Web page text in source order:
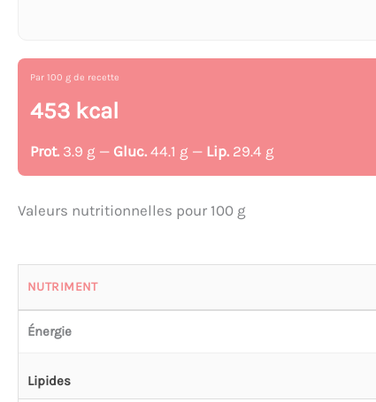
Par 100 g de recette
453 kcal
Prot. 3.9 g — Gluc. 44.1 g — Lip. 29.4 g
Valeurs nutritionnelles pour 100 g
NUTRIMENT
Énergie
Lipides